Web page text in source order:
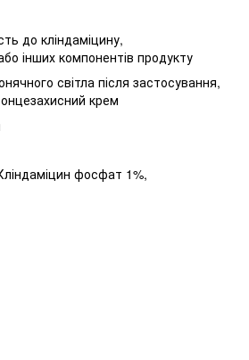
до кліндаміцину,
інших компонентів продукту
світла після застосування,
крем
фосфат 1%,